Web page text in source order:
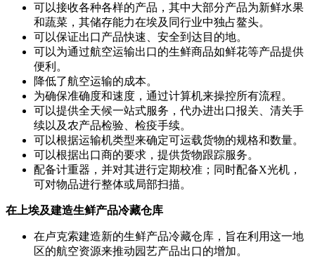
可以接收各种各样的产品，其中大部分产品为新鲜水果
和蔬菜，其储存能力在埃及同行业中独占鳌头。
可以保证出口产品快速、安全到达目的地。
可以为通过航空运输出口的生鲜商品如鲜花等产品提供
便利。
降低了航空运输的成本。
为确保准确度和速度，通过计算机来操控所有流程。
可以提供全天候一站式服务，代办进出口报关、清关手
续以及农产品检验、检疫手续。
可以根据运输机类型来确定可运载货物的规格和数量。
可以根据出口商的要求，提供货物跟踪服务。
配备计重器，并对其进行定期校准；同时配备X光机，
可对物品进行整体或局部扫描。
在上埃及建造生鲜产品冷藏仓库
在卢克索建造新的生鲜产品冷藏仓库，旨在利用这一地
区的航空资源来推动园艺产品出口的增加。